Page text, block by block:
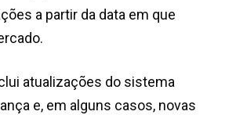
a partir da data em que
atualizações do sistema
e, em alguns casos, novas